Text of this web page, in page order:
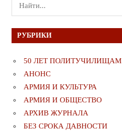
для:
РУБРИКИ
50 ЛЕТ ПОЛИТУЧИЛИЩАМ
АНОНС
АРМИЯ И КУЛЬТУРА
АРМИЯ И ОБЩЕСТВО
АРХИВ ЖУРНАЛА
БЕЗ СРОКА ДАВНОСТИ